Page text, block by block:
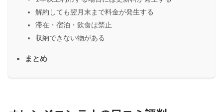
解約しても翌月末まで料金が発生する
滞在・宿泊・飲食は禁止
収納できない物がある
まとめ